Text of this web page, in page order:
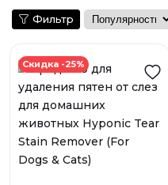
Фильтр
Скидка -25%